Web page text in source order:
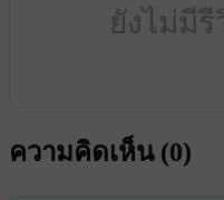
ยังไม่มี
ความคิดเห็น (0)